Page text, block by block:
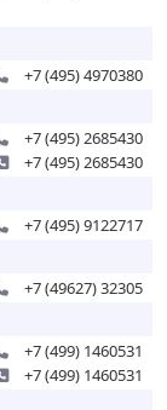
+7 (495) 4970380
+7 (495) 2685430
+7 (495) 2685430
+7 (495) 9122717
+7 (49627) 32305
+7 (499) 1460531
+7 (499) 1460531